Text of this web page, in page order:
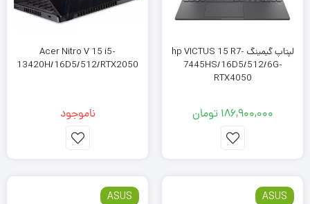
لپتاپ گیمینگ hp VICTUS 15 R7-
7445HS/16D5/512/6G-
RTX4050
186,900,000 تومان
Acer Nitro V 15 i5-
13420H/16D5/512/RTX2050
ناموجود
ASUS
ASUS